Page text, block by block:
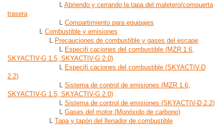
L Abriendo y cerrando la tapa del maletero/compuerta
trasera
L Compartimiento para equipajes
L Combustible y emisiones
L Precauciones de combustible y gases del escape
L Especifi caciones del combustible (MZR 1.6,
SKYACTIV-G 1.5, SKYACTIV-G 2.0)
L Especifi caciones del combustible (SKYACTIV-D
2.2)
L Sistema de control de emisiones (MZR 1.6,
SKYACTIV-G 1.5, SKYACTIV-G 2.0)
L Sistema de control de emisiones (SKYACTIV-D 2.2)
L Gases del motor (Monóxido de carbono)
L Tapa y tapón del llenador de combustible